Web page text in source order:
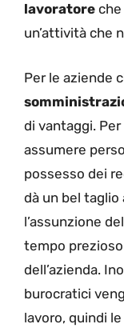
lavoratore
un’attività che
Per le aziende
di vantaggi. Per
assumere
possesso dei
dà un bel
l’assunzione
tempo
dell’azienda.
burocratici
lavoro, quindi